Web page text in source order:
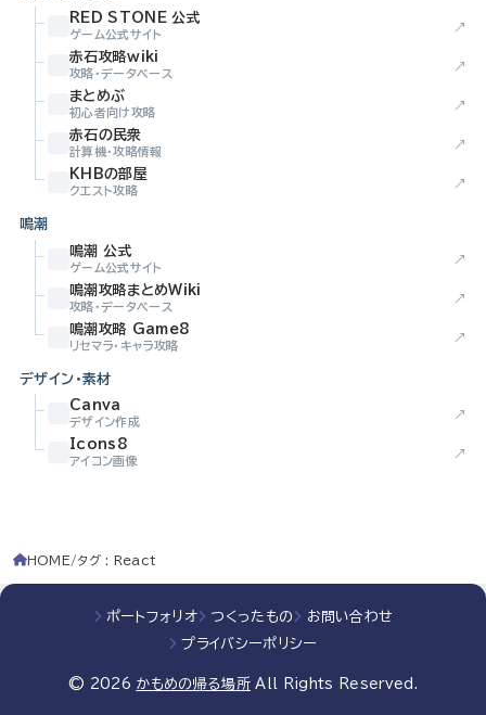
RED STONE 公式
ゲーム公式サイト
↗
赤石攻略wiki
攻略・データベース
↗
まとめぶ
初心者向け攻略
↗
赤石の民衆
計算機・攻略情報
↗
KHBの部屋
クエスト攻略
↗
鳴潮
鳴潮 公式
ゲーム公式サイト
↗
鳴潮攻略まとめWiki
攻略・データベース
↗
鳴潮攻略 Game8
リセマラ・キャラ攻略
↗
デザイン・素材
Canva
デザイン作成
↗
Icons8
アイコン画像
↗
HOME タグ : React
ポートフォリオ つくったもの
お問い合わせ
プライバシーポリシー
© 2026 かもめの帰る場所 All Rights Reserved.